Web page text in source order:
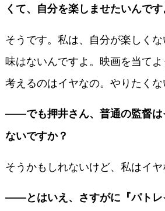
くて、自分を楽しませたいんです
そうです。私は、自分が楽しく
味はないんですよ。映画を当て
考えるのはイヤなの。やりたくな
――でも押井さん、普通の監督は
ないですか？
そうかもしれないけど、私はイヤ
――とはいえ、さすがに『パトレ